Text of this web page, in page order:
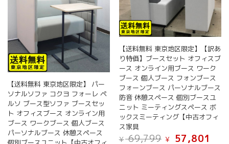
【送料無料 東京地区限定】 パー
ソナルソファ コクヨ フォーレ ペ
ルソ ブース型ソファ ブースセッ
ト オフィスブース オンライン用
ブース ワークブース 個人ブース
パーソナルブース 休憩スペース
【送料無料 東京地区限定】【訳あ
り特価】ブースセット オフィスブ
ース オンライン用ブース ワーク
ブース 個人ブース フォンブース
フォーンブース パーソナルブース
防音 休憩スペース 個別ブースユ
ニット ミーティングスペース ボ
ックスミーティング【中古オフィ
ス家具
¥69,799 元
¥ 57,801